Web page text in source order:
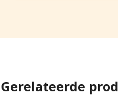
Gerelateerde